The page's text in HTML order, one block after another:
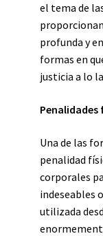
el tema de
profunda y
formas en
justicia a lo
Penalidades
Una de las
penalidad
corporales
indeseables
utilizada